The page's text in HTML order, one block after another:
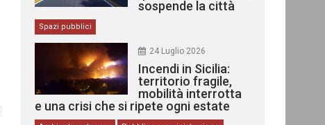
sospende la città
Spazi pubblici
24 Luglio 2026
Incendi in Sicilia:
territorio fragile,
mobilità interrotta
e una crisi che si ripete ogni estate